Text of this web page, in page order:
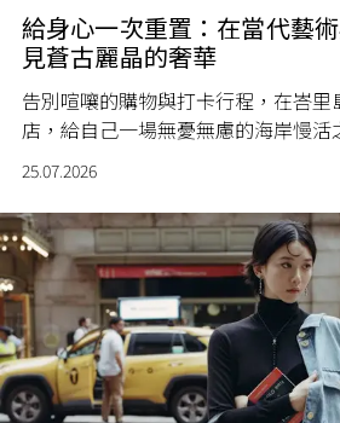
給身心一次重置：在當代藝
見蒼古麗晶的奢華
告別喧嚷的購物與打卡行程，在峇
店，給自己一場無憂無慮的海岸慢活
25.07.2026